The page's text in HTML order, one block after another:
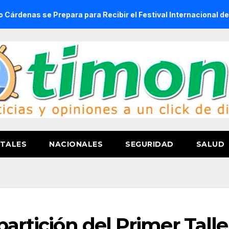
para Recibir el Festival Internacional de la Cerveza
NACIONALES SEGURIDAD SALUD